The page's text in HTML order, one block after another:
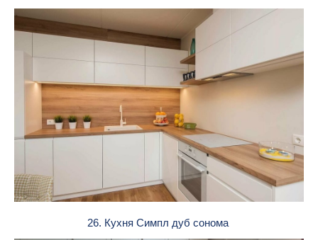
26. Кухня Симпл дуб сонома